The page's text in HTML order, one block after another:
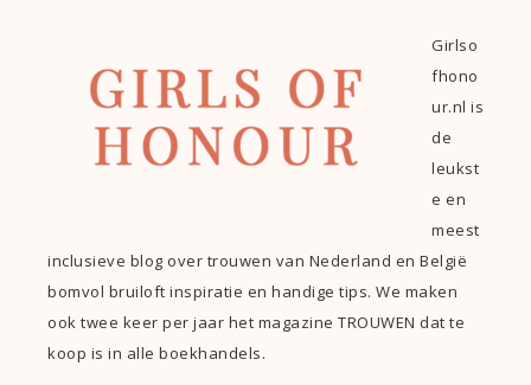
Girlso
fhono
ur.nl is
de
leukst
e en
meest
inclusieve blog over trouwen van Nederland en België
bomvol bruiloft inspiratie en handige tips. We maken
ook twee keer per jaar het magazine TROUWEN dat te
koop is in alle boekhandels.